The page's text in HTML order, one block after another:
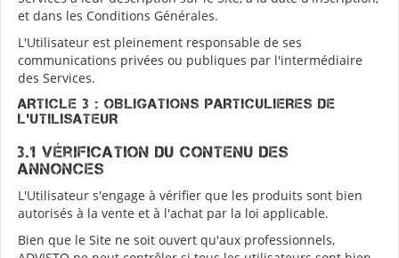
et dans les Conditions Générales.
L'Utilisateur est pleinement responsable de ses
communications privées ou publiques par l'intermédiaire
des Services.
ARTICLE 3 : OBLIGATIONS PARTICULIERES DE
L'UTILISATEUR
3.1 Vérification du contenu des
annonces
L'Utilisateur s'engage à vérifier que les produits sont bien
autorisés à la vente et à l'achat par la loi applicable.
Bien que le Site ne soit ouvert qu'aux professionnels,